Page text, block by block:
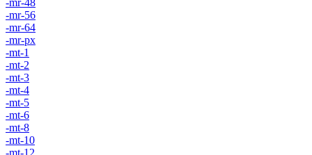
-mr-56
-mr-64
-mr-px
-mt-1
-mt-2
-mt-3
-mt-4
-mt-5
-mt-6
-mt-8
-mt-10
-mt-12